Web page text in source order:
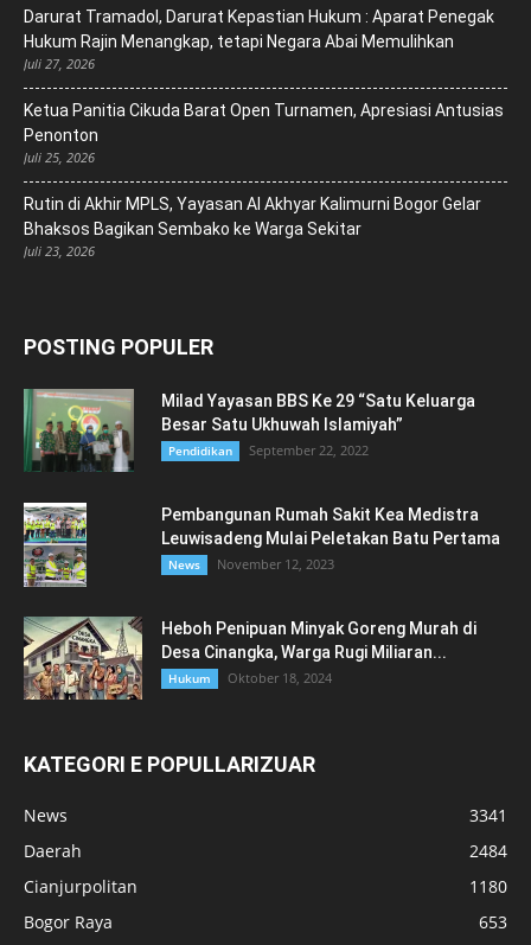
Darurat Tramadol, Darurat Kepastian Hukum : Aparat Penegak
Hukum Rajin Menangkap, tetapi Negara Abai Memulihkan
Juli 27, 2026
Ketua Panitia Cikuda Barat Open Turnamen, Apresiasi Antusias
Penonton
Juli 25, 2026
Rutin di Akhir MPLS, Yayasan Al Akhyar Kalimurni Bogor Gelar
Bhaksos Bagikan Sembako ke Warga Sekitar
Juli 23, 2026
POSTING POPULER
Milad Yayasan BBS Ke 29 “Satu Keluarga
Besar Satu Ukhuwah Islamiyah”
Pendidikan September 22, 2022
Pembangunan Rumah Sakit Kea Medistra
Leuwisadeng Mulai Peletakan Batu Pertama
News November 12, 2023
Heboh Penipuan Minyak Goreng Murah di
Desa Cinangka, Warga Rugi Miliaran...
Hukum Oktober 18, 2024
KATEGORI E POPULLARIZUAR
News
3341
Daerah
2484
Cianjurpolitan
1180
Bogor Raya
653